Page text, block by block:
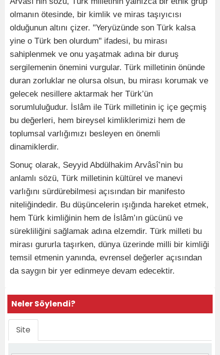
olmanın ötesinde, bir kimlik ve miras taşıyıcısı
olduğunun altını çizer. "Yeryüzünde son Türk kalsa
yine o Türk ben olurdum" ifadesi, bu mirası
sahiplenmek ve onu yaşatmak adına bir duruş
sergilemenin önemini vurgular. Türk milletinin önünde
duran zorluklar ne olursa olsun, bu mirası korumak ve
gelecek nesillere aktarmak her Türk’ün
sorumluluğudur. İslâm ile Türk milletinin iç içe geçmiş
bu değerleri, hem bireysel kimliklerimizi hem de
toplumsal varlığımızı besleyen en önemli
dinamiklerdir.
Sonuç olarak, Seyyid Abdülhakim Arvâsî’nin bu
anlamlı sözü, Türk milletinin kültürel ve manevi
varlığını sürdürebilmesi açısından bir manifesto
niteliğindedir. Bu düşüncelerin ışığında hareket etmek,
hem Türk kimliğinin hem de İslâm’ın gücünü ve
sürekliliğini sağlamak adına elzemdir. Türk milleti bu
mirası gururla taşırken, dünya üzerinde milli bir kimliği
temsil etmenin yanında, evrensel değerler açısından
da saygın bir yer edinmeye devam edecektir.
Neler Söylendi?
Site